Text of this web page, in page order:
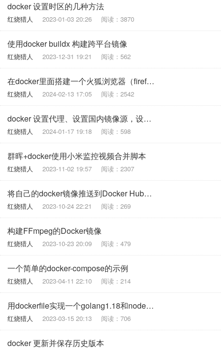
docker 设置时区的几种方法
红烧猎人 2023-01-03 20:26 阅读：3870
使用docker buildx 构建跨平台镜像
红烧猎人 2023-12-31 19:21 阅读：562
在docker里面搭建一个火狐浏览器（firefox）
红烧猎人 2024-02-13 17:05 阅读：2542
docker 设置代理、设置国内镜像源，设置dns
红烧猎人 2024-01-17 19:18 阅读：598
群晖+docker使用小米监控视频合并脚本
红烧猎人 2023-11-02 19:57 阅读：2307
将自己的docker镜像推送到Docker Hub，发布自己的docker镜像到docker hub
红烧猎人 2023-10-24 22:21 阅读：269
构建FFmpeg的Docker镜像
红烧猎人 2023-10-23 20:09 阅读：479
一个简单的docker-compose的示例
红烧猎人 2023-04-11 22:10 阅读：214
用dockerfile实现一个golang1.18和node16的运行环境
红烧猎人 2023-03-15 20:13 阅读：706
docker 更新并保存历史版本